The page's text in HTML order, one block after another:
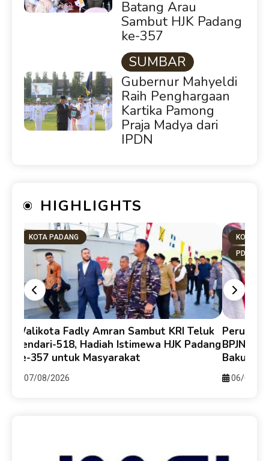
Batang Arau
Sambut HJK Padang
ke-357
SUMBAR
Gubernur Mahyeldi
Raih Penghargaan
Kartika Pamong
Praja Madya dari
IPDN
HIGHLIGHTS
KOTA PADANG
Walikota Fadly Amran Sambut KRI Teluk
Kendari-518, Hadiah Istimewa HJK Padang
ke-357 untuk Masyarakat
07/08/2026
KOTA
PDAM
Perumda
BPJN
Baku
06/08/